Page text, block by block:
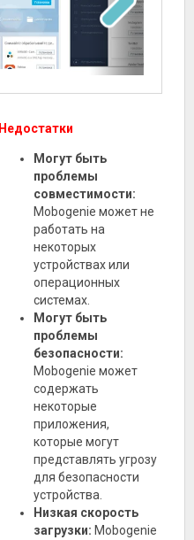
Недостатки
Могут быть
проблемы
совместимости:
Mobogenie может не
работать на
некоторых
устройствах или
операционных
системах.
Могут быть
проблемы
безопасности:
Mobogenie может
содержать
некоторые
приложения,
которые могут
представлять угрозу
для безопасности
устройства.
Низкая скорость
загрузки: Mobogenie